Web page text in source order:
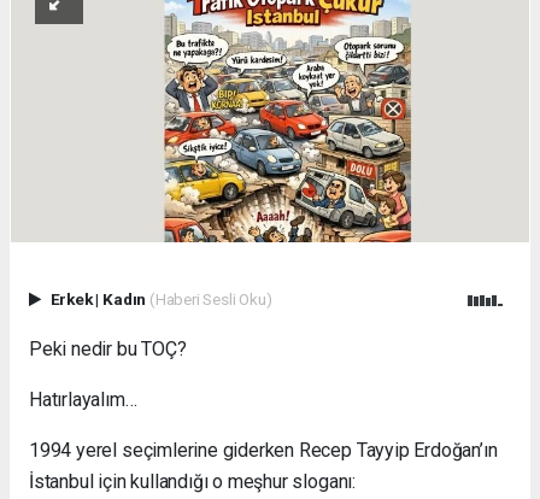
Erkek| Kadın (Haberi Sesli Oku)
Peki nedir bu TOÇ?
Hatırlayalım…
1994 yerel seçimlerine giderken Recep Tayyip Erdoğan’ın
İstanbul için kullandığı o meşhur sloganı: